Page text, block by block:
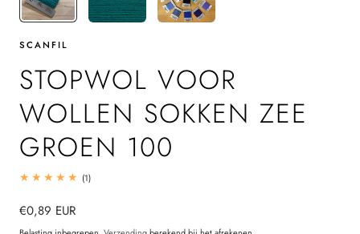
SCANFIL
STOPWOL VOOR
WOLLEN SOKKEN ZEE
GROEN 100
(1)1
Normale
prijs
€0,89 EUR